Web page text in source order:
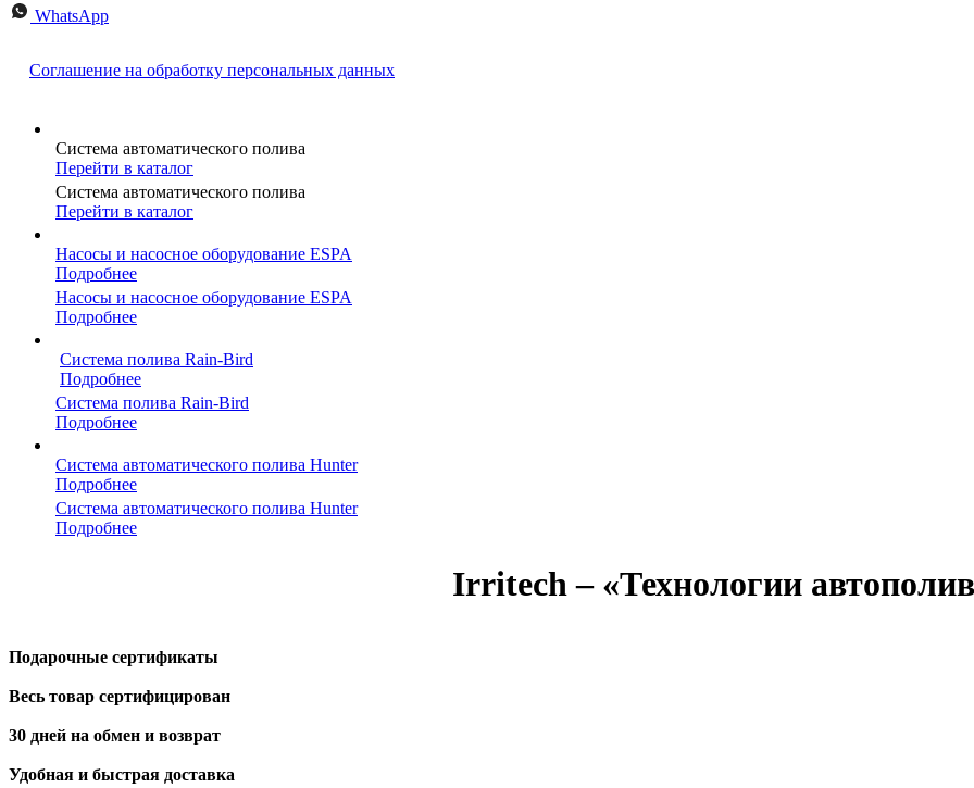
WhatsApp
Соглашение на обработку персональных данных
Система автоматического полива
Перейти в каталог
Система автоматического полива
Перейти в каталог
Насосы и насосное оборудование ESPA
Подробнее
Насосы и насосное оборудование ESPA
Подробнее
Система полива Rain-Bird
Подробнее
Система полива Rain-Bird
Подробнее
Система автоматического полива Hunter
Подробнее
Система автоматического полива Hunter
Подробнее
Irritech – «Технологии
Подарочные сертификаты
Весь товар сертифицирован
30 дней на обмен и возврат
Удобная и быстрая доставка